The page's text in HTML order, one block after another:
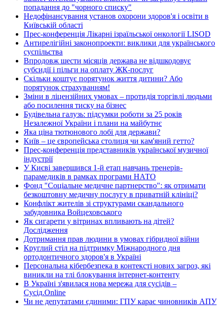
попадання до "чорного списку"
Недофінансування установ охорони здоров'я і освіти в
Київській області
Прес-конференція Лікарні ізраїльської онкології LISOD
Антирелігійні законопроекти: виклики для українського
суспільства
Впродовж шести місяців держава не відшкодовує
субсидії і пільги на оплату ЖК-послуг
Скільки коштує порятунок життя дитини? Або
порятунок страхуванням!
Зміни в ліцензійних умовах – протидія торгівлі людьми
або посилення тиску на бізнес
Будівельна галузь: підсумки роботи за 25 років
Незалежної України і плани на майбутнє
Яка ціна тютюнового лобі для держави?
Київ – це європейська столиця чи кам'яний гетто?
Прес-конференція представників української музичної
індустрії
У Києві завершився 1-й етап навчань тренерів-
парамедиків в рамках програми НАТО
Фонд "Соціальне медичне партнерство": як отримати
безкоштовну медичну послугу в приватній клініці?
Конфлікт жителів зі структурами скандального
забудовника Войцеховського
Як сигарети у вітринах впливають на дітей?
Дослідження
Дотримання прав людини в умовах гібридної війни
Круглий стіл на підтримку Міжнародного дня
ортодонтичного здоров'я в Україні
Персональна кібербезпека в контексті нових загроз, які
виникли на тлі блокування інтернет-контенту
В Україні з'явилася нова мережа для сусідів –
Сусід.Online
Чи не депутатами єдиними: ГПУ карає чиновників АПУ